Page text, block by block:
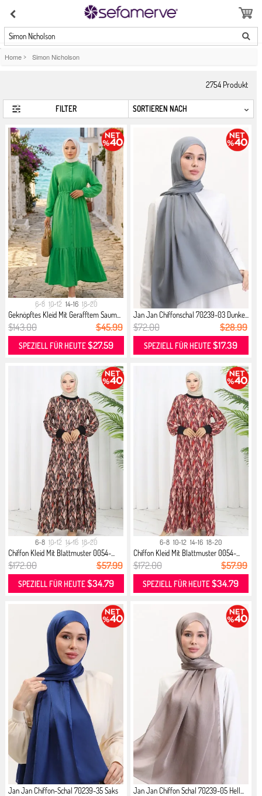
Simon Nicholson
Home > Simon Nicholson
2754 Produkt
FILTER
6-8 10-12 14-16 18-20
Geknöpftes Kleid Mit Gerafftem Saum...
$143.00 $45.99
SPEZIELL FÜR HEUTE$27.59
Jan Jan Chiffonschal 70239-03 Dunke...
$72.00 $28.99
SPEZIELL FÜR HEUTE$17.39
6-8 10-12 14-16 18-20
Chiffon Kleid Mit Blattmuster 0054-...
$172.00 $57.99
SPEZIELL FÜR HEUTE$34.79
6-8 10-12 14-16 18-20
Chiffon Kleid Mit Blattmuster 0054-...
$172.00 $57.99
SPEZIELL FÜR HEUTE$34.79
Jan Jan Chiffon-Schal 70239-35 Saks Jan Jan Chiffon Schal 70239-05 Hell...